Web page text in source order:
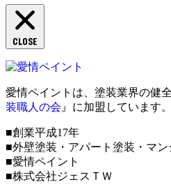
CLOSE
愛情ペイントは、塗装業界の健
装職人の会 』に加盟しています。
■創業平成17年
■外壁塗装・アパート塗装・マ
■愛情ペイント
■株式会社ジェスＴＷ